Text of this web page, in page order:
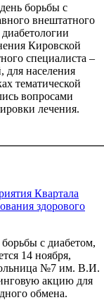
борьбы с
внештатного
Кировской
специалиста –
для населения
тематической
вопросами
лечения.
Квартала
здорового
с диабетом,
14 ноября,
№7 им. В.И.
акцию для
обмена.